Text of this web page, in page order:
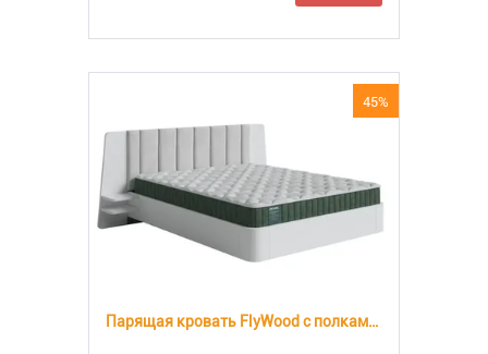
45%
Парящая кровать FlyWood с полками (береза)